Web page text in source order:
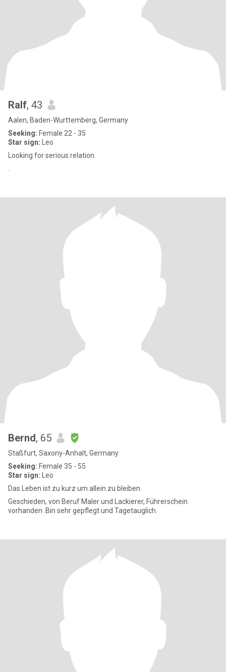
Ralf, 43
Aalen, Baden-Wurttemberg, Germany
Seeking: Female 22 - 35
Star sign: Leo
Looking for serious relation.
Bernd, 65
Staßfurt, Saxony-Anhalt, Germany
Seeking: Female 35 - 55
Star sign: Leo
Das Leben ist zu kurz um allein zu bleiben.
Geschieden, von Beruf Maler und Lackierer, Führerschein
vorhanden .Bin sehr gepflegt und Tagetauglich.